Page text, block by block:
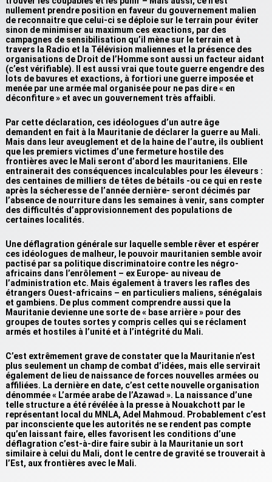
nullement prendre position en faveur du gouvernement malien
de reconnaitre que celui-ci se déploie sur le terrain pour éviter
sinon de minimiser au maximum ces exactions, par des
campagnes de sensibilisation qu’il mène sur le terrain et à
travers la Radio et la Télévision maliennes et la présence des
organisations de Droit de l’Homme sont aussi un facteur aidant
(c’est vérifiable). Il est aussi vrai que toute guerre engendre des
lots de bavures et exactions, à fortiori une guerre imposée et
menée par une armée mal organisée pour ne pas dire « en
déconfiture » et avec un gouvernement très affaibli.
Par cette déclaration, ces idéologues d’un autre âge
demandent en fait à la Mauritanie de déclarer la guerre au Mali.
Mais dans leur aveuglement et de la haine de l’autre, ils oublient
que les premiers victimes d’une fermeture hostile des
frontières avec le Mali seront d’abord les mauritaniens. Elle
entrainerait des conséquences incalculables pour les éleveurs :
des centaines de milliers de têtes de bétails -ou ce qui en reste
après la sécheresse de l’année dernière- seront décimés par
l’absence de nourriture dans les semaines à venir, sans compter
des difficultés d’approvisionnement des populations de
certaines localités.
Une déflagration générale sur laquelle semble rêver et espérer
ces idéologues de malheur, le pouvoir mauritanien semble avoir
pactisé par sa politique discriminatoire contre les négro-
africains dans l’enrôlement – ex Europe- au niveau de
l’administration etc. Mais également à travers les rafles des
étrangers Ouest-africains – en particuliers maliens, sénégalais
et gambiens. De plus comment comprendre aussi que la
Mauritanie devienne une sorte de « base arrière » pour des
groupes de toutes sortes y compris celles qui se réclament
armés et hostiles à l’unité et à l’intégrité du Mali.
C’est extrêmement grave de constater que la Mauritanie n’est
plus seulement un champ de combat d’idées, mais elle servirait
également de lieu de naissance de forces nouvelles armées ou
affiliées. La dernière en date, c’est cette nouvelle organisation
dénommée « L’armée arabe de l’Azawad ». La naissance d’une
telle structure a été révélée à la presse à Nouakchott par le
représentant local du MNLA, Adel Mahmoud. Probablement c’est
par inconsciente que les autorités ne se rendent pas compte
qu’en laissant faire, elles favorisent les conditions d’une
déflagration c’est-à-dire faire subir à la Mauritanie un sort
similaire à celui du Mali, dont le centre de gravité se trouverait à
l’Est, aux frontières avec le Mali.